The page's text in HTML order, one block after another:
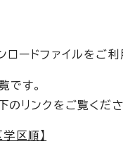
ードファイルをご利
です。
リンクをご覧くださ
区順】